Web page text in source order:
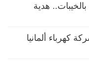
هدية
كهرباء ألمانيا